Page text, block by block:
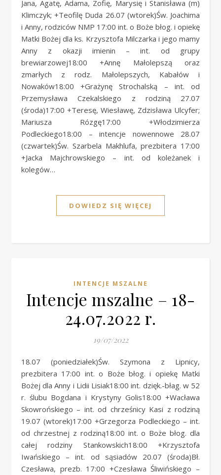
Jana, Agatę, Adama, Zofię, Marysię i Stanisława (m)
Klimczyk; +Teofilę Duda 26.07 (wtorek)Św. Joachima
i Anny, rodziców NMP 17:00 int. o Boże błog. i opiekę
Matki Bożej dla ks. Krzysztofa Milczarka i jego mamy
Anny z okazji imienin – int. od grupy
brewiarzowej18:00 +Annę Małolepszą oraz
zmarłych z rodz. Małolepszych, Kabałów i
Nowaków18:00 +Grażynę Strochalską – int. od
Przemysława Czekalskiego z rodziną 27.07
(środa)17:00 +Teresę, Wiesławę, Zdzisława Ulcyfer;
Mariusza Rózgę17:00 +Włodzimierza
Podleckiego18:00 – intencje nowennowe 28.07
(czwartek)Św. Szarbela Makhlufa, prezbitera 17:00
+Jacka Majchrowskiego – int. od koleżanek i
kolegów…
DOWIEDZ SIĘ WIĘCEJ
INTENCJE MSZALNE
Intencje mszalne – 18-
24.07.2022 r.
19/07/2022
18.07 (poniedziałek)Św. Szymona z Lipnicy,
prezbitera 17:00 int. o Boże błog. i opiekę Matki
Bożej dla Anny i Lidii Lisiak18:00 int. dzięk.-błag. w 52
r. ślubu Bogdana i Krystyny Golis18:00 +Wacława
Skowrońskiego – int. od chrześnicy Kasi z rodziną
19.07 (wtorek)17:00 +Grzegorza Podleckiego – int.
od chrzestnej z rodziną18:00 int. o Boże błog. dla
całej rodziny Stankowskich18:00 +Krzysztofa
Iwańskiego – int. od sąsiadów 20.07 (środa)Bł.
Czesława, prezb. 17:00 +Czesława Śliwińskiego –